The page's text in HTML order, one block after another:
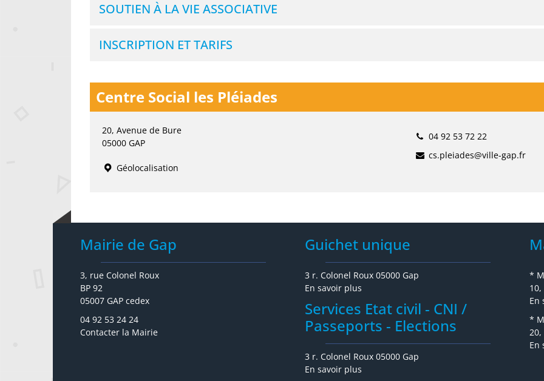
SOUTIEN À LA VIE ASSOCIATIVE
INSCRIPTION ET TARIFS
Centre Social les Pléiades
20, Avenue de Bure
05000 GAP
Géolocalisation
04 92 53 72 22
cs.pleiades@ville-gap.fr
Mairie de Gap
3, rue Colonel Roux
BP 92
05007 GAP cedex
04 92 53 24 24
Contacter la Mairie
Guichet unique
3 r. Colonel Roux 05000 Gap
En savoir plus
Services Etat civil - CNI /
Passeports - Elections
3 r. Colonel Roux 05000 Gap
En savoir plus
*
En
*
20,
En